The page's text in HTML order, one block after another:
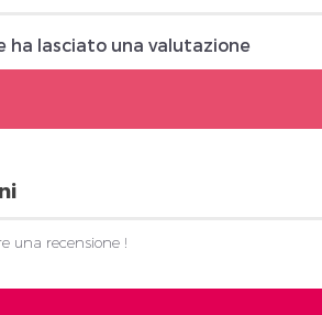
ha lasciato una valutazione
una recensione !